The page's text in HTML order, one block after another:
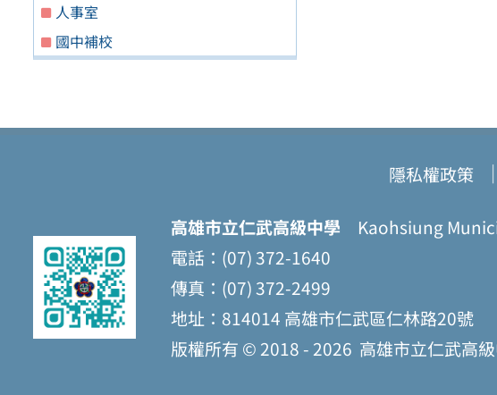
人事室
國中補校
隱私權政策
高雄市立仁武高級中學 Kaohsiung
電話：(07) 372-1640
傳真：(07) 372-2499
地址：814014 高雄市仁武區仁林路20號
版權所有 © 2018 - 2026 高雄市立仁武高